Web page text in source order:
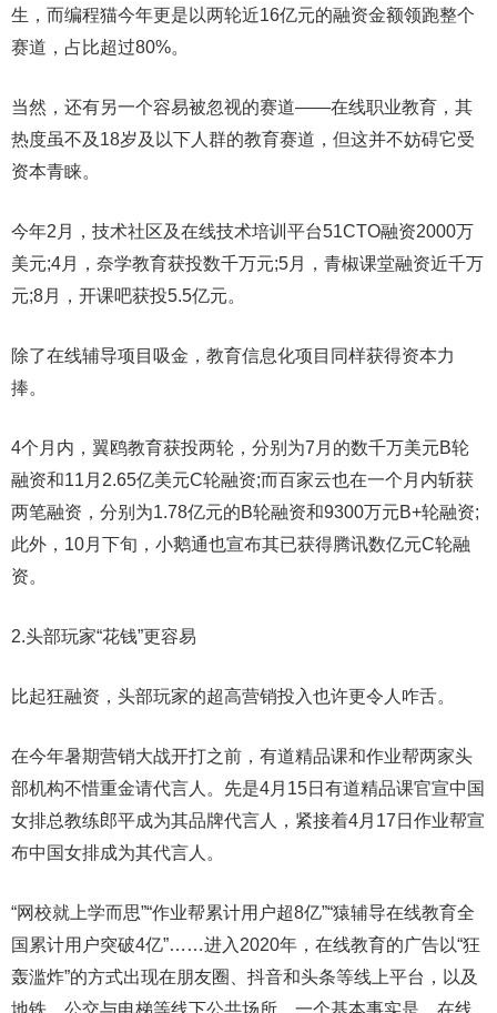
生，而编程猫今年更是以两轮近16亿元的融资金额领跑整个
赛道，占比超过80%。
当然，还有另一个容易被忽视的赛道——在线职业教育，其
热度虽不及18岁及以下人群的教育赛道，但这并不妨碍它受
资本青睐。
今年2月，技术社区及在线技术培训平台51CTO融资2000万
美元;4月，奈学教育获投数千万元;5月，青椒课堂融资近千万
元;8月，开课吧获投5.5亿元。
除了在线辅导项目吸金，教育信息化项目同样获得资本力
捧。
4个月内，翼鸥教育获投两轮，分别为7月的数千万美元B轮
融资和11月2.65亿美元C轮融资;而百家云也在一个月内斩获
两笔融资，分别为1.78亿元的B轮融资和9300万元B+轮融资;
此外，10月下旬，小鹅通也宣布其已获得腾讯数亿元C轮融
资。
2.头部玩家“花钱”更容易
比起狂融资，头部玩家的超高营销投入也许更令人咋舌。
在今年暑期营销大战开打之前，有道精品课和作业帮两家头
部机构不惜重金请代言人。先是4月15日有道精品课官宣中国
女排总教练郎平成为其品牌代言人，紧接着4月17日作业帮宣
布中国女排成为其代言人。
“网校就上学而思”“作业帮累计用户超8亿”“猿辅导在线教育全
国累计用户突破4亿”……进入2020年，在线教育的广告以“狂
轰滥炸”的方式出现在朋友圈、抖音和头条等线上平台，以及
地铁、公交与电梯等线下公共场所。一个基本事实是，在线